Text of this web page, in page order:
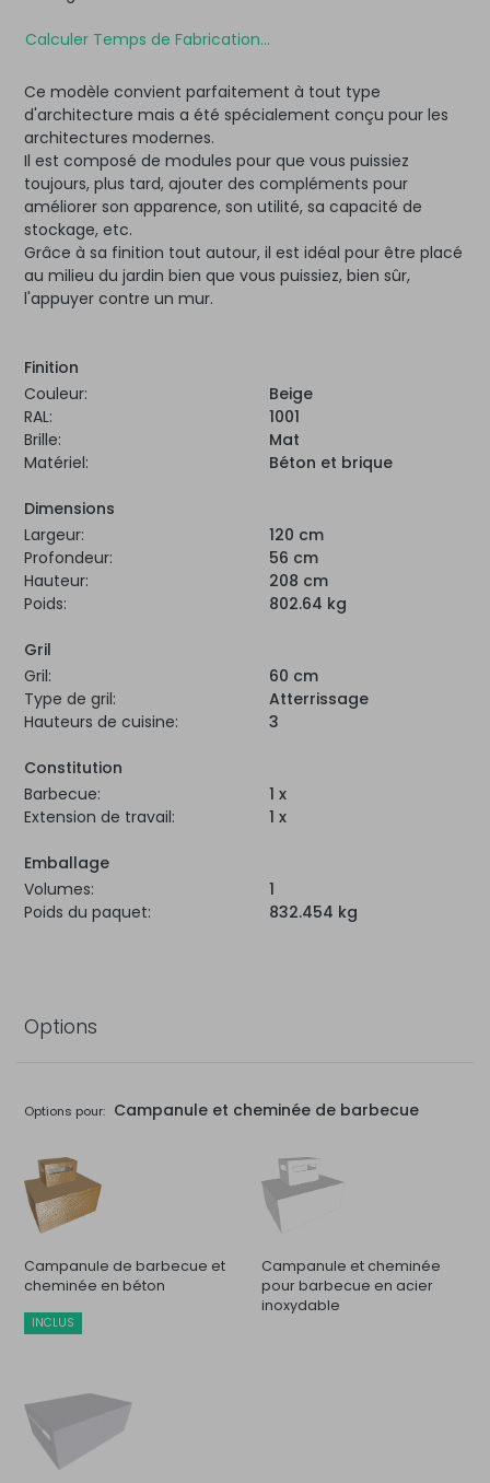
Calculer Temps de Fabrication...
Ce modèle convient parfaitement à tout type
d'architecture mais a été spécialement conçu pour les
architectures modernes.
Il est composé de modules pour que vous puissiez
toujours, plus tard, ajouter des compléments pour
améliorer son apparence, son utilité, sa capacité de
stockage, etc.
Grâce à sa finition tout autour, il est idéal pour être placé
au milieu du jardin bien que vous puissiez, bien sûr,
l'appuyer contre un mur.
Finition
Couleur:
Beige
RAL:
1001
Brille:
Mat
Matériel:
Béton et brique
Dimensions
Largeur:
120 cm
Profondeur:
56 cm
Hauteur:
208 cm
Poids:
802.64 kg
Gril
Gril:
60 cm
Type de gril:
Atterrissage
Hauteurs de cuisine:
3
Constitution
Barbecue:
1 x
Extension de travail:
1 x
Emballage
Volumes:
1
Poids du paquet:
832.454 kg
Options
Options pour: Campanule et cheminée de barbecue
Campanule de barbecue et
cheminée en béton
INCLUS
Campanule et cheminée
pour barbecue en acier
inoxydable